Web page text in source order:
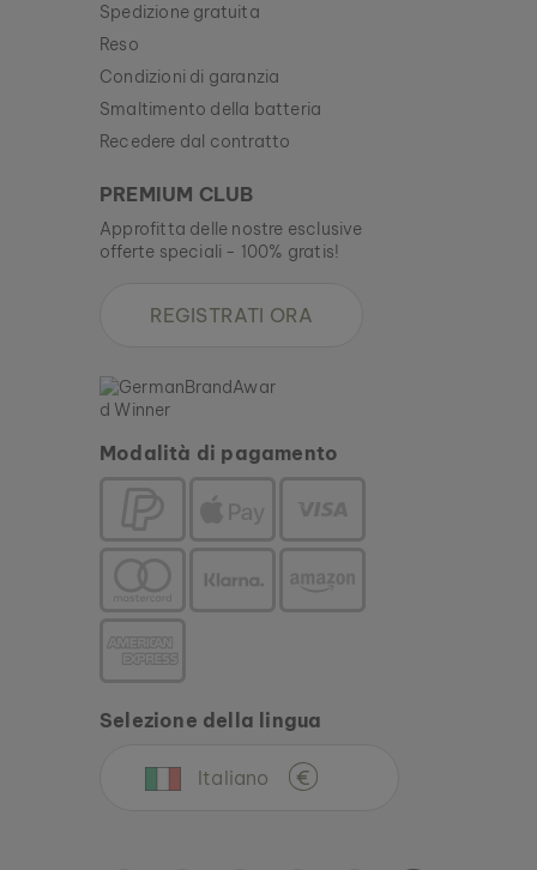
Spedizione gratuita
Reso
Condizioni di garanzia
Smaltimento della batteria
Recedere dal contratto
PREMIUM CLUB
Approfitta delle nostre esclusive
offerte speciali - 100% gratis!
REGISTRATI ORA
Modalità di pagamento
Selezione della lingua
Italiano €